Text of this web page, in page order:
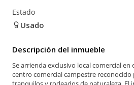
Estado
Usado
Descripción del inmueble
Se arrienda exclusivo local comercial en
centro comercial campestre reconocido